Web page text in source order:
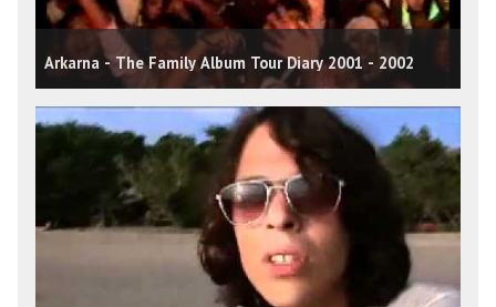
Arkarna - The Family Album Tour Diary 2001 - 2002